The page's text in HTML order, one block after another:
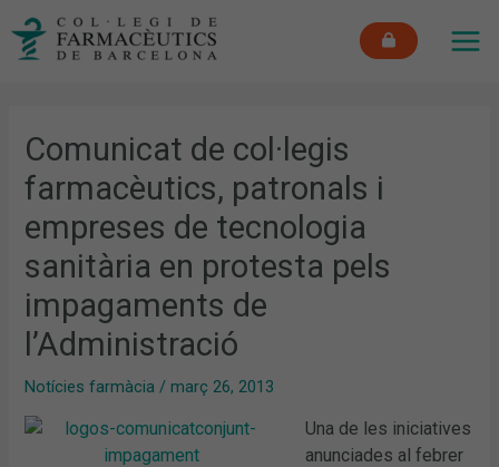
Comunicat de col·legis
farmacèutics, patronals i
empreses de tecnologia
sanitària en protesta pels
impagaments de
l’Administració
Notícies farmàcia /març 26, 2013
Una de les iniciatives
anunciades al febrer